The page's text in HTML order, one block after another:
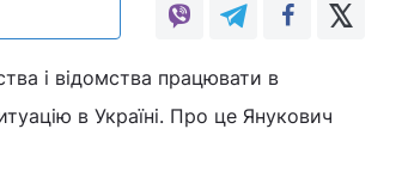
і відомства працювати в
в Україні. Про це Янукович